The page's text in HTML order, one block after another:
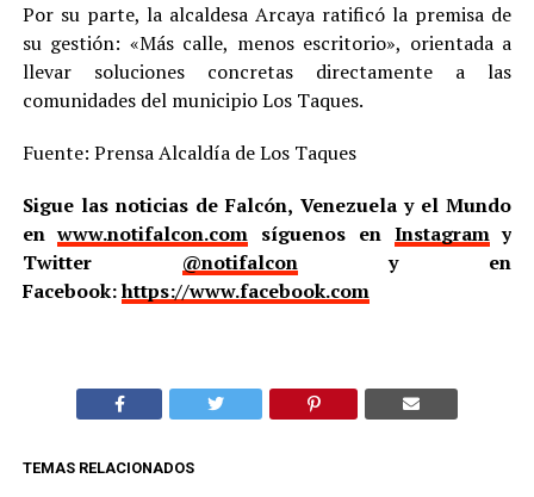
Por su parte, la alcaldesa Arcaya ratificó la premisa de
su gestión: «Más calle, menos escritorio», orientada a
llevar soluciones concretas directamente a las
comunidades del municipio Los Taques.
Fuente: Prensa Alcaldía de Los Taques
Sigue las noticias de Falcón, Venezuela y el Mundo
enwww.notifalcon.com síguenos en Instagramy
Twitter @notifalcony en
Facebook:https://www.facebook.com
TEMAS RELACIONADOS